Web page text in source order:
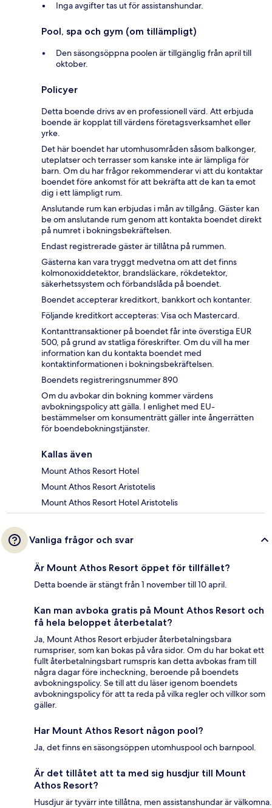
Inga avgifter tas ut för assistanshundar.
Pool, spa och gym (om tillämpligt)
Den säsongsöppna poolen är tillgänglig från april till
oktober.
Policyer
Detta boende drivs av en professionell värd. Att erbjuda
boende är kopplat till värdens företagsverksamhet eller
yrke.
Det här boendet har utomhusområden såsom balkonger,
uteplatser och terrasser som kanske inte är lämpliga för
barn. Om du har frågor rekommenderar vi att du kontaktar
boendet före ankomst för att bekräfta att de kan ta emot
dig i ett lämpligt rum.
Anslutande rum kan erbjudas i mån av tillgång. Gäster kan
be om anslutande rum genom att kontakta boendet direkt
på numret i bokningsbekräftelsen.
Endast registrerade gäster är tillåtna på rummen.
Gästerna kan vara tryggt medvetna om att det finns
kolmonoxiddetektor, brandsläckare, rökdetektor,
säkerhetssystem och förbandslåda på boendet.
Boendet accepterar kreditkort, bankkort och kontanter.
Följande kreditkort accepteras: Visa och Mastercard.
Kontanttransaktioner på boendet får inte överstiga EUR
500, på grund av statliga föreskrifter. Om du vill ha mer
information kan du kontakta boendet med
kontaktinformationen i bokningsbekräftelsen.
Boendets registreringsnummer 890
Om du avbokar din bokning kommer värdens
avbokningspolicy att gälla. I enlighet med EU-
bestämmelser om konsumenträtt gäller inte ångerrätten
för boendebokningstjänster.
Kallas även
Mount Athos Resort Hotel
Mount Athos Resort Aristotelis
Mount Athos Resort Hotel Aristotelis
Vanliga frågor och svar
Är Mount Athos Resort öppet för tillfället?
Detta boende är stängt från 1 november till 10 april.
Kan man avboka gratis på Mount Athos Resort och
få hela beloppet återbetalat?
Ja, Mount Athos Resort erbjuder återbetalningsbara
rumspriser, som kan bokas på våra sidor. Om du har bokat ett
fullt återbetalningsbart rumspris kan detta avbokas fram till
några dagar före incheckning, beroende på boendets
avbokningspolicy. Se till att du läser igenom boendets
avbokningspolicy för att ta reda på vilka regler och villkor som
gäller.
Har Mount Athos Resort någon pool?
Ja, det finns en säsongsöppen utomhuspool och barnpool.
Är det tillåtet att ta med sig husdjur till Mount
Athos Resort?
Husdjur är tyvärr inte tillåtna, men assistanshundar är välkomna.